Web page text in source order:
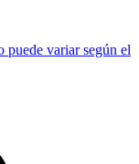
puede variar según el